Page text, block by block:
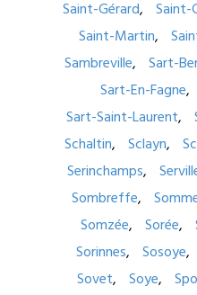
Saint-Gérard
Saint-
Saint-Martin
Sambreville
Sart-
Sart-En-Fagne
Sart-Saint-Laurent
Schaltin
Sclayn
Serinchamps
Sombreffe
Somzée
Sorée
Sorinnes
Sosoye
Sovet
Soye